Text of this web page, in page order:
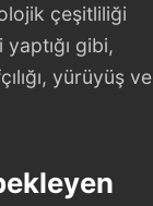
çeşitliliği
gibi,
yürüyüş ve